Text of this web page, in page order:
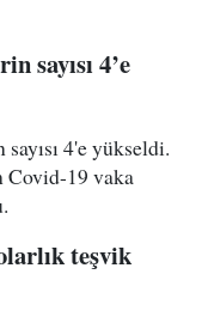
sayısı 4’e
4'e yükseldi.
Covid-19 vaka
teşvik